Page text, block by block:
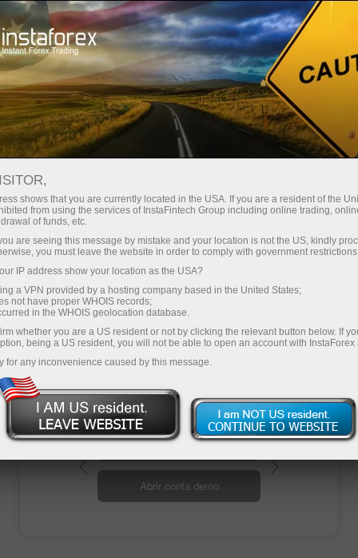
Para Traders
Condições de Negociações
Segurança com a InstaForex
Segurança com a
InstaForex
Após a abrir uma conta na companhia
InstaForex, o cliente recebe proteção integral
no aspecto financeiro e técnico. Além disso, a
maioria das tecnologias utilizadas pela
Companhia InstaForex tem nível de proteção
de um banco.
Abrir conta de negociação
Abrir conta demo
shows that you are currently located in the USA. If you are a resident of the
from using the services of InstaFintech Group including online trading,
of funds, etc.
are seeing this message by mistake and your location is not the US, kindly
you must leave the website in order to comply with government
IP address show your location as the USA?
a VPN provided by a hosting company based in the United States;
not have proper WHOIS records;
in the WHOIS geolocation database.
whether you are a US resident or not by clicking the relevant button below. If
being a US resident, you will not be able to open an account with InstaForex
for any inconvenience caused by this message.